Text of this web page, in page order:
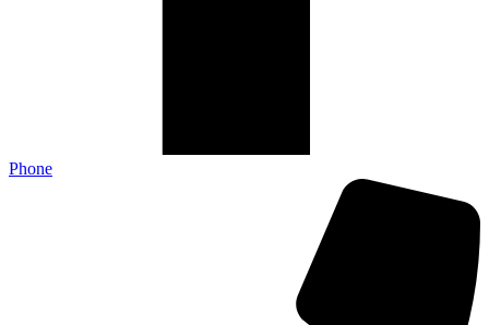
Phone